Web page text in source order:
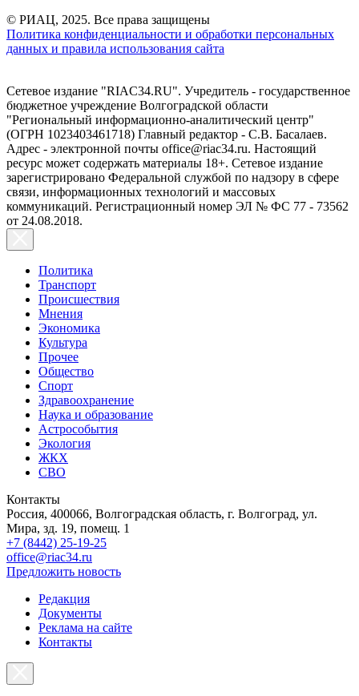
© РИАЦ, 2025. Все права защищены
Политика конфиденциальности и обработки персональных
данных и правила использования сайта
Сетевое издание "RIAC34.RU". Учредитель - государственное
бюджетное учреждение Волгоградской области
"Региональный информационно-аналитический центр"
(ОГРН 1023403461718) Главный редактор - С.В. Басалаев.
Адрес - электронной почты office@riac34.ru. Настоящий
ресурс может содержать материалы 18+. Сетевое издание
зарегистрировано Федеральной службой по надзору в сфере
связи, информационных технологий и массовых
коммуникаций. Регистрационный номер ЭЛ № ФС 77 - 73562
от 24.08.2018.
Политика
Транспорт
Происшествия
Мнения
Экономика
Культура
Прочее
Общество
Спорт
Здравоохранение
Наука и образование
Астрособытия
Экология
ЖКХ
СВО
Контакты
Россия, 400066, Волгоградская область, г. Волгоград, ул.
Мира, зд. 19, помещ. 1
+7 (8442) 25-19-25
office@riac34.ru
Предложить новость
Редакция
Документы
Реклама на сайте
Контакты